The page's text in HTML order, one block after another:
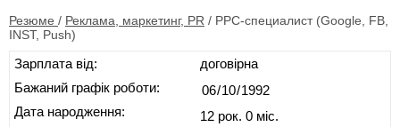
Резюме / Реклама, маркетинг, PR / PPC-специалист (Google, FB,
INST, Push)
Зарплата від:
Бажаний графік роботи:
Дата народження:
договірна
12 рок. 0 міс.